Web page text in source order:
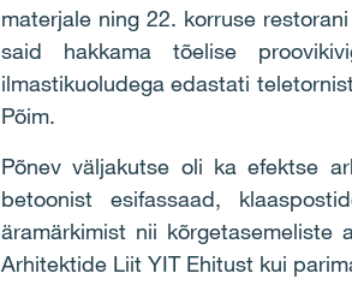
materjale ning 22. korruse
said hakkama tõelise
ilmastikuoludega edastati
Põim.
Põnev väljakutse oli ka efektse
betoonist esifassaad,
äramärkimist nii kõrgetasemeliste
Arhitektide Liit YIT Ehitust kui